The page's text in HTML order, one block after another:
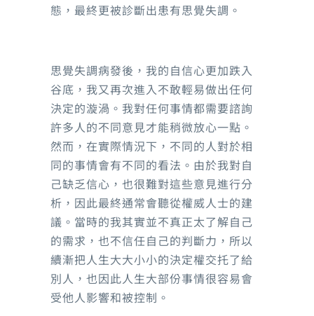
態，最終更被診斷出患有思覺失調。
思覺失調病發後，我的自信心更加跌入
谷底，我又再次進入不敢輕易做出任何
決定的漩渦。我對任何事情都需要諮詢
許多人的不同意見才能稍微放心一點。
然而，在實際情況下，不同的人對於相
同的事情會有不同的看法。由於我對自
己缺乏信心，也很難對這些意見進行分
析，因此最終通常會聽從權威人士的建
議。當時的我其實並不真正太了解自己
的需求，也不信任自己的判斷力，所以
續漸把人生大大小小的決定權交托了給
別人，也因此人生大部份事情很容易會
受他人影響和被控制。